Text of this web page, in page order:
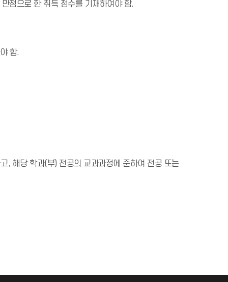
점으로 한 취득 점수를 기재하여야 함.
함.
, 해당 학과(부) 전공의 교과과정에 준하여 전공 또는